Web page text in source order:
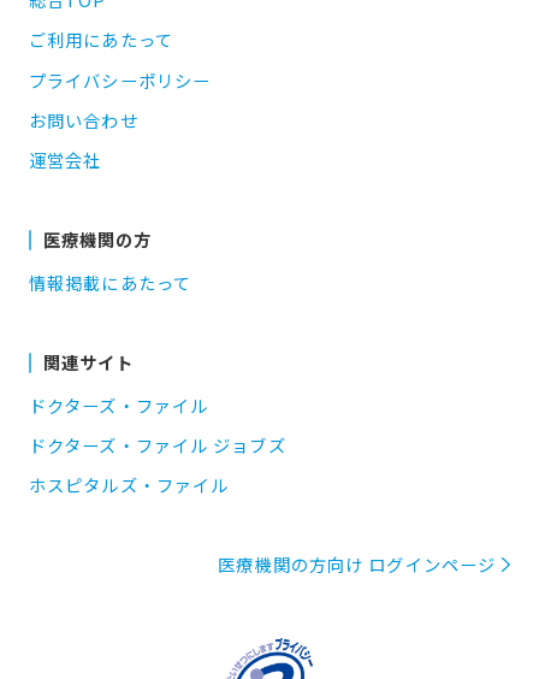
ご利用にあたって
プライバシーポリシー
お問い合わせ
運営会社
医療機関の方
情報掲載にあたって
関連サイト
ドクターズ・ファイル
ドクターズ・ファイル ジョブズ
ホスピタルズ・ファイル
医療機関の方向け ログインページ